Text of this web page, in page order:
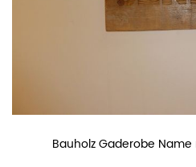
Bauholz Gaderobe